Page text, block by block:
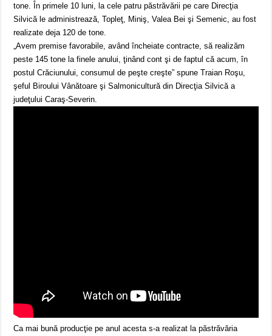
tone. În primele 10 luni, la cele patru păstrăvării pe care Direcţia
Silvică le administrează, Topleţ, Miniş, Valea Bei şi Semenic, au fost
realizate deja 120 de tone.
„Avem premise favorabile, având încheiate contracte, să realizăm
peste 145 tone la finele anului, ţinând cont şi de faptul că acum, în
postul Crăciunului, consumul de peşte creşte” spune Traian Roşu,
şeful Biroului Vânătoare şi Salmonicultură din Direcţia Silvică a
judeţului Caraş-Severin.
Ca mai bună producţie pe anul acesta s-a realizat la păstrăvăria